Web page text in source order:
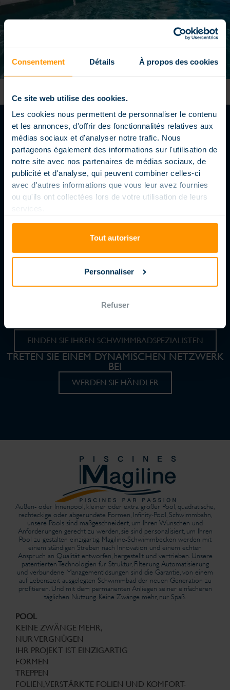
Consentement Détails À propos des cookies
Ce site web utilise des cookies.
Les cookies nous permettent de personnaliser le contenu
et les annonces, d'offrir des fonctionnalités relatives aux
médias sociaux et d'analyser notre trafic. Nous
partageons également des informations sur l'utilisation de
notre site avec nos partenaires de médias sociaux, de
publicité et d'analyse, qui peuvent combiner celles-ci
avec d'autres informations que vous leur avez fournies
ou qu'ils ont collectées lors de votre utilisation de leurs
services.
Tout autoriser
Personnaliser
Refuser
FOLGEN SIE UNS
115 Verkaufstellen
In 35 Ländern vertreten.
FINDEN SIE IHREN SCHWIMMBADSPEZIALISTEN
TRETEN SIE EINEM DYNAMISCHEN NETZWERK
BEI
WERDEN SIE HÄNDLER
Außen- oder Innenpool, kleiner oder extra großer Pool, quadratische,
rechteckige oder abgerundete Formen, Infinity-Pool, Schwimmbahn,
unsere Pools sind maßgeschneidert, um Ihren Wünschen und
Anforderungen gerecht zu werden, sie sind personalisiert, um Ihren
Pool zu gestalten einzigartig. Magiline-Schwimmbecken werden mit
einem ständigen Streben nach Innovation und einem echten
Anspruch an Qualität entworfen, hergestellt und vertrieben. Unsere
patentierten Technologien für Struktur, Filterung, Automatisierung
und verbundene Managementlösungen sind die Garantie, von einem
auf Lebenszeit ausgelegten Schwimmbad der neuen Generation zu
profitieren. Und mit dem permanenten Anliegen seiner einfacheren
täglichen Nutzung. Keine Zwänge mehr, nur Spaß.
POOL
KEINE ZWÄNGE MEHR,
NUR VERGNÜGEN
IHR PROJEKT IST EINZIGARTIG
FORMEN
TREPPEN
FOLIEN, VERSTÄRKTE FOLIEN UND KOMFORT-